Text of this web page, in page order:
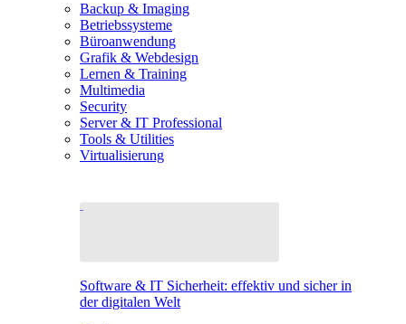
Backup & Imaging
Betriebssysteme
Büroanwendung
Grafik & Webdesign
Lernen & Training
Multimedia
Security
Server & IT Professional
Tools & Utilities
Virtualisierung
Software & IT Sicherheit: effektiv und sicher in
der digitalen Welt